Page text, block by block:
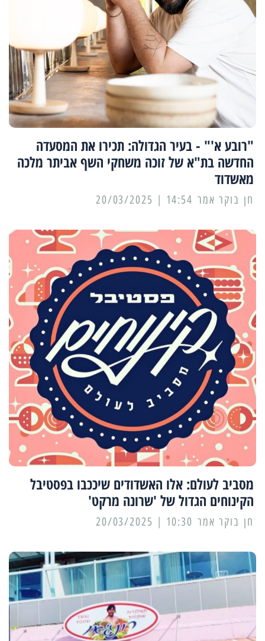
"רובע א'" - בעיר הגדולה: תכירו את המסעדה
החדשה בת"א של זוכה משחקי השף אביתר מלכה
מאשדוד
14:54 | 20/03/2025
מסביב לעולם: אלו האשדודים שיככבו בפסטיבל
הקינוחים הגדול של 'שרונה מרקט'
10:30 | 20/03/2025